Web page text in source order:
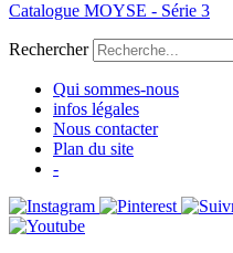
Catalogue MOYSE - Série 3
Rechercher
Qui sommes-nous
infos légales
Nous contacter
Plan du site
-